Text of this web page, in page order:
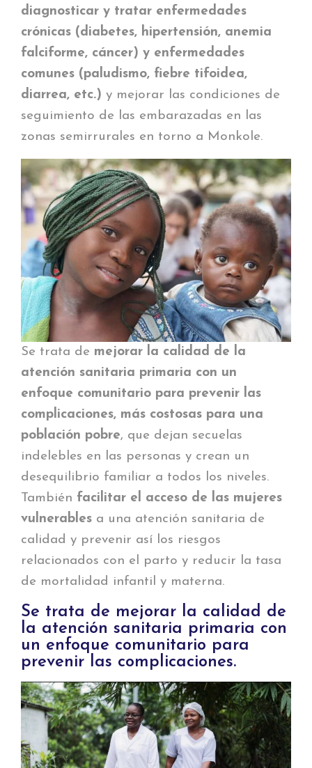
diagnosticar y tratar enfermedades
crónicas (diabetes, hipertensión, anemia
falciforme, cáncer) y enfermedades
comunes (paludismo, fiebre tifoidea,
diarrea, etc.) y mejorar las condiciones de
seguimiento de las embarazadas en las
zonas semirrurales en torno a Monkole.
Se trata de mejorar la calidad de la
atención sanitaria primaria con un
enfoque comunitario para prevenir las
complicaciones, más costosas para una
población pobre, que dejan secuelas
indelebles en las personas y crean un
desequilibrio familiar a todos los niveles.
También facilitar el acceso de las mujeres
vulnerables a una atención sanitaria de
calidad y prevenir así los riesgos
relacionados con el parto y reducir la tasa
de mortalidad infantil y materna.
Se trata de mejorar la calidad de
la atención sanitaria primaria con
un enfoque comunitario para
prevenir las complicaciones.